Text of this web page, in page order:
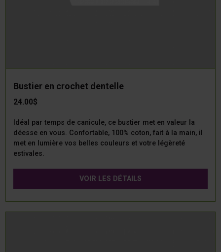
Bustier en crochet dentelle
24.00$
Idéal par temps de canicule, ce bustier met en valeur la
déesse en vous. Confortable, 100% coton, fait à la main, il
met en lumière vos belles couleurs et votre légèreté
estivales.
VOIR LES DÉTAILS